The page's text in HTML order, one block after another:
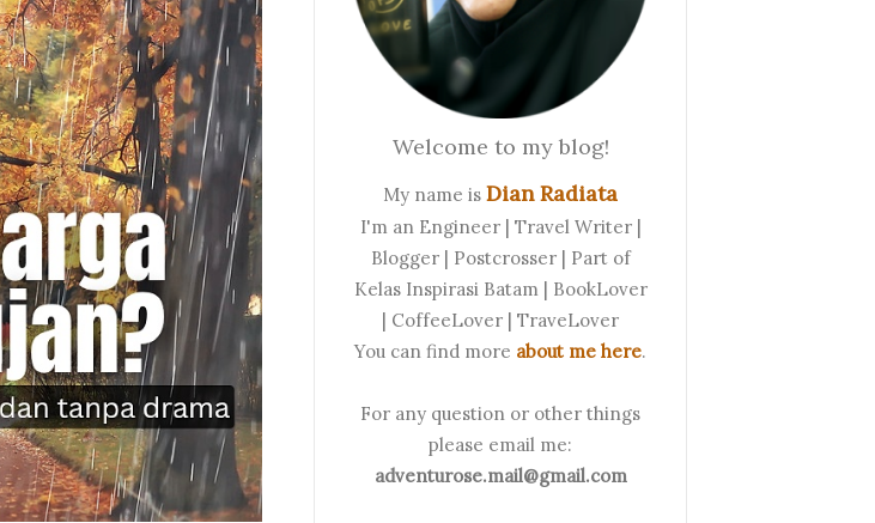
Welcome to my blog!
My name is Dian Radiata
I'm an Engineer | Travel Writer |
Blogger | Postcrosser | Part of
Kelas Inspirasi Batam | BookLover
| CoffeeLover | TraveLover
You can find more about me here.
For any question or other things
please email me:
adventurose.mail@gmail.com